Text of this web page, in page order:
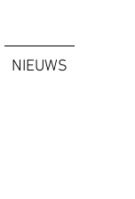
NIEUWS